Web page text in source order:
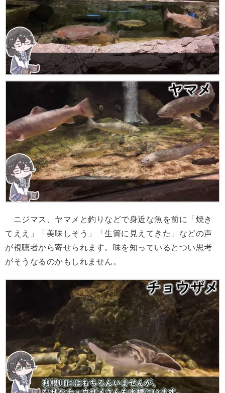
ニジマス、ヤマメと釣りなどで身近な魚を前に「焼き
てええ」「美味しそう」「生簀に見えてきた」などの声
が視聴者から寄せられます。味を知っているとつい思考
がそうなるのかもしれません。